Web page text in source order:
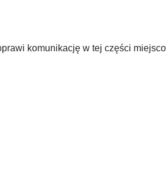
komunikację w tej części